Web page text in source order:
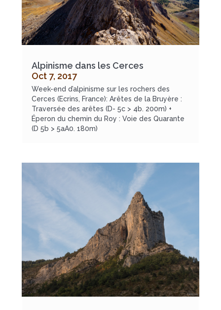
Alpinisme dans les Cerces
Oct 7, 2017
Week-end d’alpinisme sur les rochers des
Cerces (Ecrins, France): Arêtes de la Bruyère :
Traversée des arêtes (D- 5c > 4b. 200m) +
Éperon du chemin du Roy : Voie des Quarante
(D 5b > 5aA0. 180m)